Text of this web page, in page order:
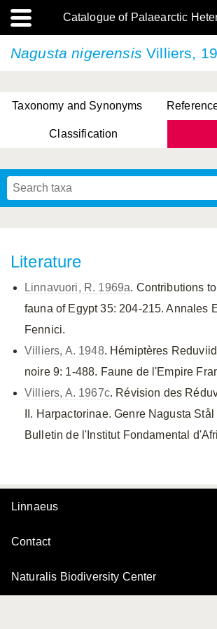
Catalogue of Palaearctic
Nagusta nigerensis Villiers,
Taxonomy and Synonyms
Classification
Literature
Linnavuori, R. 1969a. Contributions
fauna of Egypt 35: 204-215. Annales
Fennici.
Villiers, A. 1948. Hémiptères
noire 9: 1-488. Faune de l'Empire
Villiers, A. 1967c. Révision des
II. Harpactorinae. Genre Nagusta
Bulletin de l'Institut Fondamental
Linnaeus
Contact
Naturalis Biodiversity Center